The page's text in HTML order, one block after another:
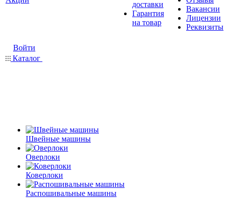
доставки
Гарантия
на товар
Вакансии
Лицензии
Реквизиты
Войти
Каталог
Швейные машины
Оверлоки
Коверлоки
Распошивальные машины